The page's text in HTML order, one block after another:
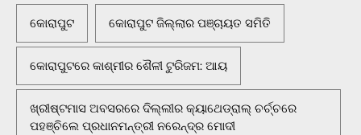
କୋରାପୁଟ କୋରାପୁଟ ଜିଲ୍ଲାର ପଞ୍ଚାୟତ ସମିତି
କୋରାପୁଟରେ କାଶ୍ମୀର ଶୈଳୀ ଟୁରିଜମ: ଆୟ
ଖ୍ରୀଷ୍ଟମାସ ଅବସରରେ ଦିଲ୍ଲୀର କ୍ୟାଥେଡ୍ରାଲ୍ ଚର୍ଚ୍ଚରେ
ପହଞ୍ଚିଲେ ପ୍ରଧାନମନ୍ତ୍ରୀ ନରେନ୍ଦ୍ର ମୋଦୀ